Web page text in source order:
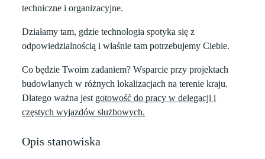
techniczne i organizacyjne.
Działamy tam, gdzie technologia spotyka się z
odpowiedzialnością i właśnie tam potrzebujemy Ciebie.
Co będzie Twoim zadaniem? Wsparcie przy projektach
budowlanych w różnych lokalizacjach na terenie kraju.
Dlatego ważna jest gotowość do pracy w delegacji i
częstych wyjazdów służbowych.
Opis stanowiska